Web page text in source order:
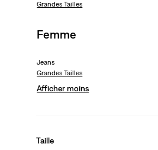
Grandes Tailles
Femme
Jeans
Grandes Tailles
Afficher moins
Taille